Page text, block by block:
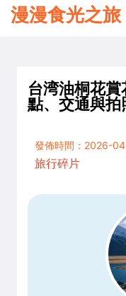
漫漫食光之旅
台湾油桐花
點、交通與拍
發佈時間：2026-
旅行碎片